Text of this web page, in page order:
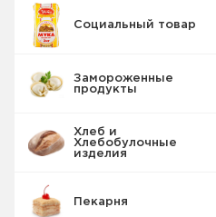
Мясо
Мясо говяжье
Социальный товар
Замороженные
продукты
Хлеб и
Хлебобулочные
изделия
Пекарня